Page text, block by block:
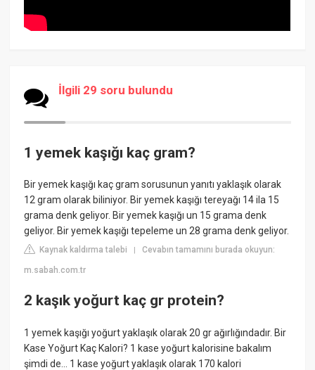
İlgili 29 soru bulundu
1 yemek kaşığı kaç gram?
Bir yemek kaşığı kaç gram sorusunun yanıtı yaklaşık olarak
12 gram olarak biliniyor. Bir yemek kaşığı tereyağı 14 ila 15
grama denk geliyor. Bir yemek kaşığı un 15 grama denk
geliyor. Bir yemek kaşığı tepeleme un 28 grama denk geliyor.
Kaynak kaldırma talebi |Cevabın tamamını burada okuyun:
m.sabah.com.tr
2 kaşık yoğurt kaç gr protein?
1 yemek kaşığı yoğurt yaklaşık olarak 20 gr ağırlığındadır. Bir
Kase Yoğurt Kaç Kalori? 1 kase yoğurt kalorisine bakalım
şimdi de… 1 kase yoğurt yaklaşık olarak 170 kalori